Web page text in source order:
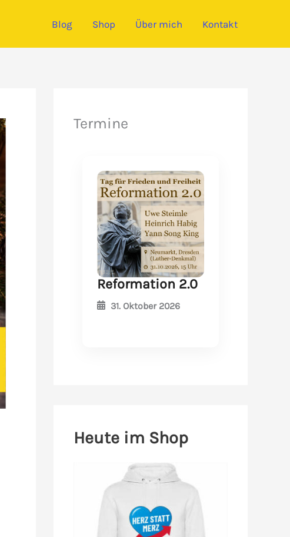
Blog Shop Über mich Kontakt
Termine
Reformation 2.0
31. Oktober 2026
Heute im Shop